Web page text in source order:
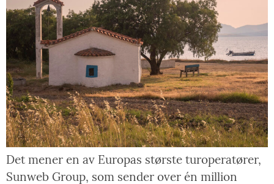
Det mener en av Europas største turoperatører,
Sunweb Group, som sender over én million